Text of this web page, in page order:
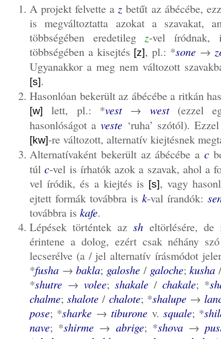
A projekt felvette a z betűt az ábécébe,
is megváltoztatta azokat a szavakat,
többségében eredetileg z-vel íródnak,
többségében a kisejtés [z], pl.: *sone →
Ugyanakkor a meg nem változott
[s].
Hasonlóan bekerült az ábécébe a ritkán
[w] lett, pl.: *vest→ west(ezzel
hasonlóságot aveste ‘ruha’ szótól).
[kw]-re változott, alternatív kiejtésnek
Alternatívaként bekerült az ábécébe a c
túlc-vel is írhatók azok a szavak, ahol a
vel íródik, és a kiejtés is [s], vagy
ejtett formák továbbra isk-val írandók:
továbbra is kafe.
Lépések történtek azsh eltörlésére, de
érintene a dolog, ezért csak néhány
lecserélve (a / jel alternatív írásmódot
*fusha →bakla; galoshe / galoche;kusha
*shutre → volee; shakale / chakale; *
chalme;shalote / chalote; *shalupe→
pose; *sharke → tiburone v.squale; *
nave; *shirme → abrige; *shova→